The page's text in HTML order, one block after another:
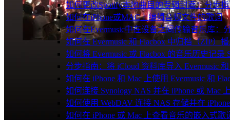
如何更改Spotify本地曲目的专辑封面：分步
如何在iPhone或MAC上编辑音频文件的歌词
如何在Evermusic中在设备之间传输音乐库：
如何在 Evermusic 和 Flacbox 中归档（ZIP
如何将 Evermusic 或 Flacbox 的音乐历史记录
分步指南：将 iCloud 资料库导入 Evermusic 和
如何在 iPhone 和 Mac 上使用 Evermusic 和
如何连接 Synology NAS 并在 iPhone 或 Mac
如何使用 WebDAV 连接 NAS 存储并在
如何在 iPhone 或 Mac 上查看音乐的嵌入式